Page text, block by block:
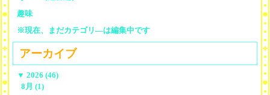
趣味
※現在、まだカテゴリ—は編集中です
アーカイブ
▼ 2026 (46)
8月 (1)